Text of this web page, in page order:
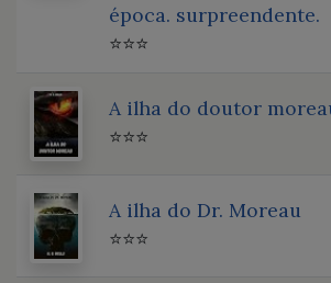
época. surpreendente.
⭐⭐⭐
A ilha do doutor
⭐⭐⭐
A ilha do Dr. Moreau
⭐⭐⭐